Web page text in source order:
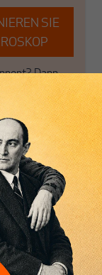
SIE
Dann
!
und "Geld
der
Green New Deal for